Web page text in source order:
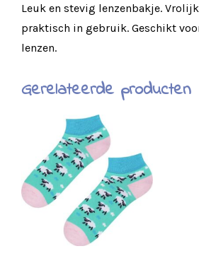
Leuk en stevig lenzenbakje.
praktisch in gebruik. Geschikt
lenzen.
Gerelateerde producten